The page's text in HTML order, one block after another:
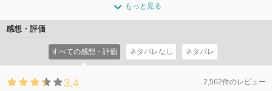
を訪れ、凄惨な光景を目にするクレア。レオンはシェンメ
イから不穏な陰謀にまつわる話を聞く。
もっと見る
感想・評価
すべての感想・評価 ネタバレなし ネタバレ
3.4 2,562件のレビュー